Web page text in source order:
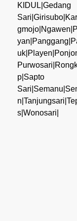
KIDUL|Gedang
p|Sapto
s|Wonosari|